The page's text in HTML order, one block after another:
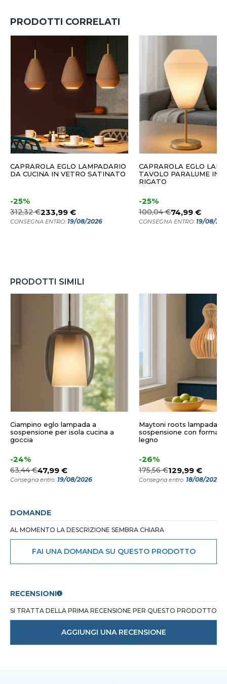
PRODOTTI CORRELATI
CAPRAROLA EGLO LAMPADARIO
DA CUCINA IN VETRO SATINATO
-25%
312,32 €233,99 €
CONSEGNA ENTRO: 19/08/2026
CAPRAROLA EGLO
TAVOLO PARALUME IN
RIGATO
-25%
100,04 €74,99 €
CONSEGNA ENTRO: 19/08/
PRODOTTI SIMILI
Ciampino eglo lampada a
sospensione per isola cucina a
goccia
-24%
63,44 €47,99 €
Consegna entro: 19/08/2026
Maytoni roots lampada a
sospensione con forma a
legno
-26%
175,56 €129,99 €
Consegna entro: 18/08/2026
DOMANDE
AL MOMENTO LA DESCRIZIONE SEMBRA CHIARA
FAI UNA DOMANDA SU QUESTO PRODOTTO
RECENSIONI
SI TRATTA DELLA PRIMA RECENSIONE PER QUESTO PRODOTTO
AGGIUNGI UNA RECENSIONE